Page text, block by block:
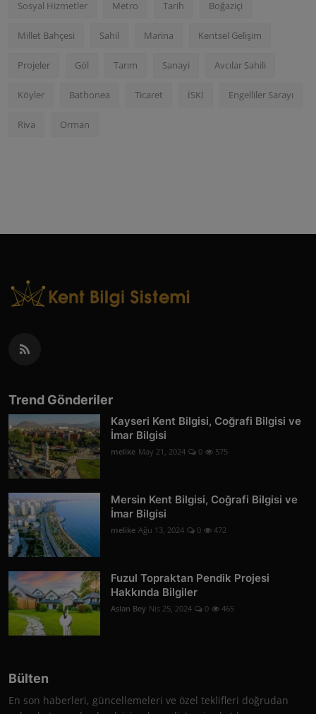
Sosyal Hizmetler Metro Tarih Boğaziçi
Millet Bahçesi Sahil Marina Kentsel Gelişim
Projeler Göl Tarım Sanayi Avcılar Sahili
Köyler Bathonea Ticaret İSKİ Engelliler Sarayı
Riva Orman
Trend Gönderiler
Kayseri Kent Bilgisi, Coğrafi Bilgisi ve
İmar Bilgisi
melike May 21, 2024 0 575
Mersin Kent Bilgisi, Coğrafi Bilgisi ve
İmar Bilgisi
melike Ağu 13, 2024 0 472
Fuzul Topraktan Pendik Projesi
Hakkında Bilgiler
Aslan Bey Nis 25, 2024 0 465
Bülten
En son haberleri, güncellemeleri ve özel teklifleri doğrudan